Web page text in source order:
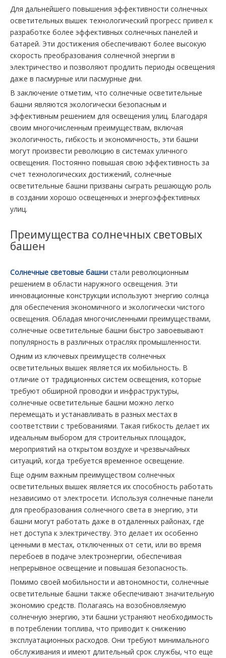
Для дальнейшего повышения эффективности солнечных
осветительных вышек технологический прогресс привел к
разработке более эффективных солнечных панелей и
батарей. Эти достижения обеспечивают более высокую
скорость преобразования солнечной энергии в
электричество и позволяют продлить периоды освещения
даже в пасмурные или пасмурные дни.
В заключение отметим, что солнечные осветительные
башни являются экологически безопасным и
эффективным решением для освещения улиц. Благодаря
своим многочисленным преимуществам, включая
экологичность, гибкость и экономичность, эти башни
могут произвести революцию в системах уличного
освещения. Постоянно повышая свою эффективность за
счет технологических достижений, солнечные
осветительные башни призваны сыграть решающую роль
в создании хорошо освещенных и энергоэффективных
улиц.
Преимущества солнечных световых
башен
Солнечные световые башни стали революционным
решением в области наружного освещения. Эти
инновационные конструкции используют энергию солнца
для обеспечения экономичного и экологически чистого
освещения. Обладая многочисленными преимуществами,
солнечные осветительные башни быстро завоевывают
популярность в различных отраслях промышленности.
Одним из ключевых преимуществ солнечных
осветительных вышек является их мобильность. В
отличие от традиционных систем освещения, которые
требуют обширной проводки и инфраструктуры,
солнечные осветительные башни можно легко
перемещать и устанавливать в разных местах в
соответствии с требованиями. Такая гибкость делает их
идеальным выбором для строительных площадок,
мероприятий на открытом воздухе и чрезвычайных
ситуаций, когда требуется временное освещение.
Еще одним важным преимуществом солнечных
осветительных вышек является их способность работать
независимо от электросети. Используя солнечные панели
для преобразования солнечного света в энергию, эти
башни могут работать даже в отдаленных районах, где
нет доступа к электричеству. Это делает их особенно
ценными в местах, отключенных от сети, или во время
перебоев в подаче электроэнергии, обеспечивая
непрерывное освещение и повышая безопасность.
Помимо своей мобильности и автономности, солнечные
осветительные башни также обеспечивают значительную
экономию средств. Полагаясь на возобновляемую
солнечную энергию, эти башни устраняют необходимость
в потреблении топлива, что приводит к снижению
эксплуатационных расходов. Они требуют минимального
обслуживания и имеют длительный срок службы, что еще